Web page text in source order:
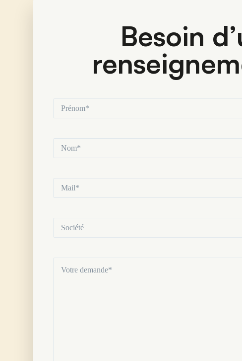
Besoin
(Nécessaire)
(Nécessaire)
(Nécessaire)
demande(Nécessaire)